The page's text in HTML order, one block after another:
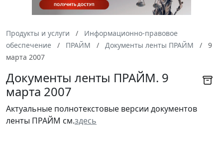
Продукты и услуги
Информационно-правовое
обеспечение
ПРАЙМ Документы ленты ПРАЙМ
9
марта 2007
Документы ленты ПРАЙМ. 9
марта 2007
Актуальные полнотекстовые версии документов
ленты ПРАЙМ см.здесь